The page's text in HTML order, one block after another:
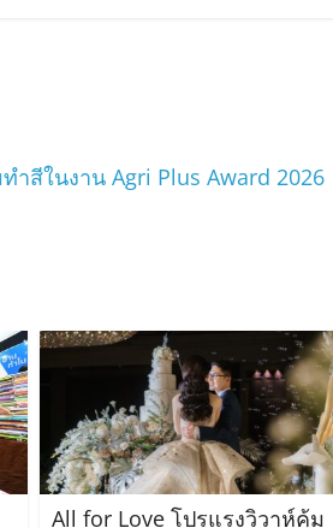
สีในงาน Agri Plus Award 2026
All for Love โปรแรงวิวาห์คุ้ม